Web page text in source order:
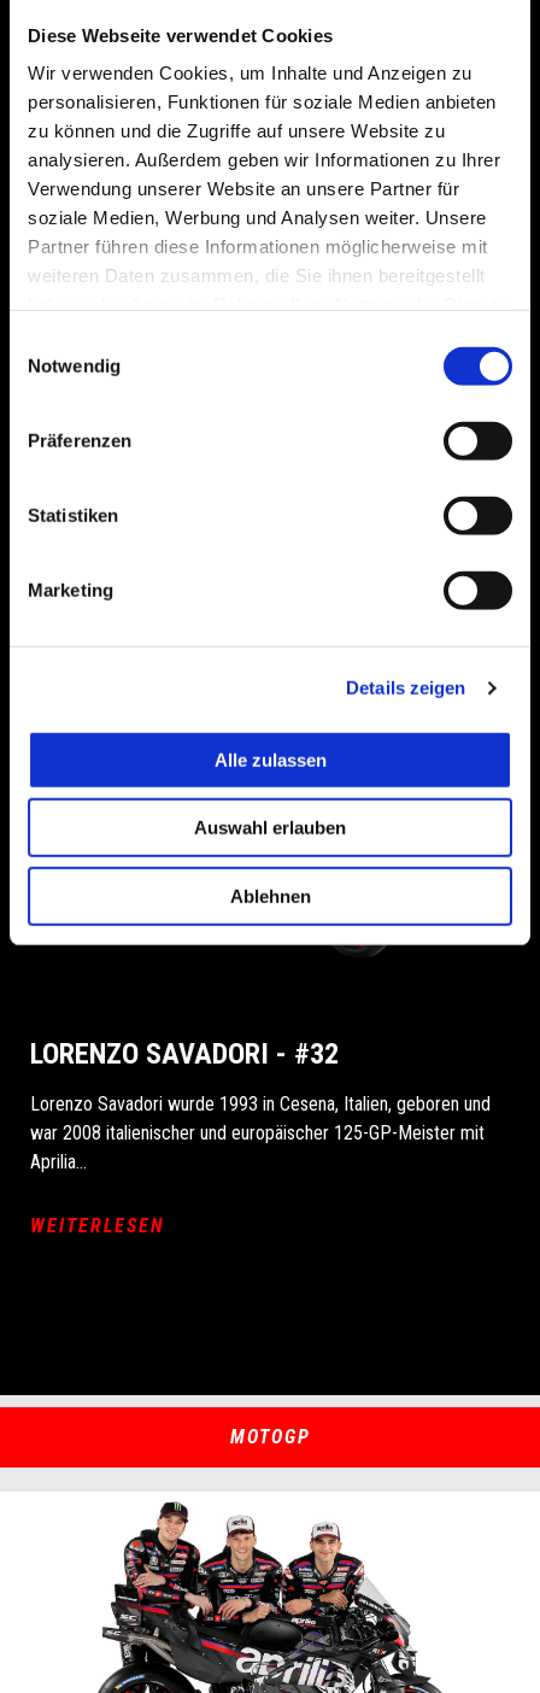
Diese Webseite verwendet Cookies
Wir verwenden Cookies, um Inhalte und Anzeigen zu
personalisieren, Funktionen für soziale Medien anbieten
zu können und die Zugriffe auf unsere Website zu
analysieren. Außerdem geben wir Informationen zu Ihrer
Verwendung unserer Website an unsere Partner für
soziale Medien, Werbung und Analysen weiter. Unsere
Partner führen diese Informationen möglicherweise mit
weiteren Daten zusammen, die Sie ihnen bereitgestellt
Notwendig
Präferenzen
Statistiken
Marketing
Details zeigen
Alle zulassen
Auswahl erlauben
Ablehnen
MARCO BEZZECCHI - #72
Marco Bezzecchi wurde 1998 in Rimini, Italien, geboren und
fuhr 2014 zum ersten Mal bei der CIV (Campionato Italiano
LORENZO SAVADORI - #32
Lorenzo Savadori wurde 1993 in Cesena, Italien, geboren und
war 2008 italienischer und europäischer 125-GP-Meister mit
Aprilia...
WEITERLESEN
MOTOGP